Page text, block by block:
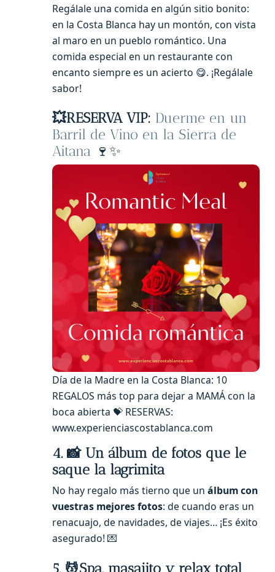
Regálale una comida en algún sitio bonito:
en la Costa Blanca hay un montón, con vista
al maro en un pueblo romántico. Una
comida especial en un restaurante con
encanto siempre es un acierto 😋. ¡Regálale
sabor!
💥RESERVA VIP: Duerme en un
Barril de Vino en la Sierra de
Aitana 🍷✨
Día de la Madre en la Costa Blanca: 10
REGALOS más top para dejar a MAMÁ con la
boca abierta 💝 RESERVAS:
www.experienciascostablanca.com
4. 📸 Un álbum de fotos que le
saque la lagrimita
No hay regalo más tierno que un álbum con
vuestras mejores fotos: de cuando eras un
renacuajo, de navidades, de viajes… ¡Es éxito
asegurado! 💌
5. 💆Spa, masajito y relax total